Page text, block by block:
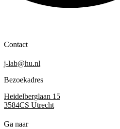
Contact
j-lab@hu.nl
Bezoekadres
Heidelberglaan 15
3584CS Utrecht
Ga naar